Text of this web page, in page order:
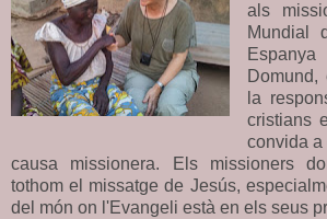
als
Mundial
la
cristians
convida a
causa missionera. Els missioners
tothom el missatge de Jesús,
del món on l'Evangeli està en els seus